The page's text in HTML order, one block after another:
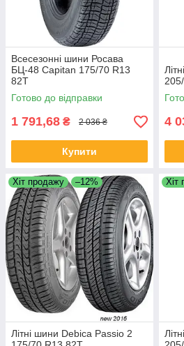
Всесезонні шини Росава
БЦ-48 Capitan 175/70 R13
82T
Готово до відправки
1 791,68 ₴ 2 036 ₴
Купити
4
Хіт продажу –12%
Літні шини Debica Passio 2
Хіт